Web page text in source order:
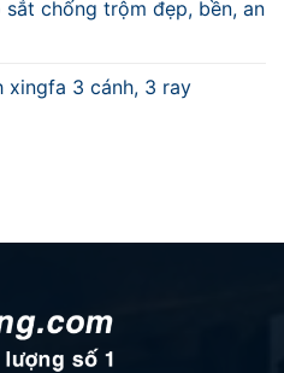
sắt chống trộm đẹp, bền, an
xingfa 3 cánh, 3 ray